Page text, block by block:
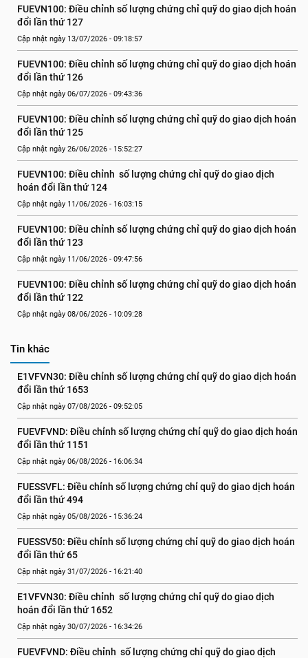
FUEVN100: Điều chỉnh số lượng chứng chỉ quỹ do giao dịch hoán
đổi lần thứ 127
Cập nhật ngày 13/07/2026 - 09:18:57
FUEVN100: Điều chỉnh số lượng chứng chỉ quỹ do giao dịch hoán
đổi lần thứ 126
Cập nhật ngày 06/07/2026 - 09:43:36
FUEVN100: Điều chỉnh số lượng chứng chỉ quỹ do giao dịch hoán
đổi lần thứ 125
Cập nhật ngày 26/06/2026 - 15:52:27
FUEVN100: Điều chỉnh  số lượng chứng chỉ quỹ do giao dịch
hoán đổi lần thứ 124
Cập nhật ngày 11/06/2026 - 16:03:15
FUEVN100: Điều chỉnh số lượng chứng chỉ quỹ do giao dịch hoán
đổi lần thứ 123
Cập nhật ngày 11/06/2026 - 09:47:56
FUEVN100: Điều chỉnh số lượng chứng chỉ quỹ do giao dịch hoán
đổi lần thứ 122
Cập nhật ngày 08/06/2026 - 10:09:28
Tin khác
E1VFVN30: Điều chỉnh số lượng chứng chỉ quỹ do giao dịch hoán
đổi lần thứ 1653
Cập nhật ngày 07/08/2026 - 09:52:05
FUEVFVND: Điều chỉnh số lượng chứng chỉ quỹ do giao dịch hoán
đổi lần thứ 1151
Cập nhật ngày 06/08/2026 - 16:06:34
FUESSVFL: Điều chỉnh số lượng chứng chỉ quỹ do giao dịch hoán
đổi lần thứ 494
Cập nhật ngày 05/08/2026 - 15:36:24
FUESSV50: Điều chỉnh số lượng chứng chỉ quỹ do giao dịch hoán
đổi lần thứ 65
Cập nhật ngày 31/07/2026 - 16:21:40
E1VFVN30: Điều chỉnh  số lượng chứng chỉ quỹ do giao dịch
hoán đổi lần thứ 1652
Cập nhật ngày 30/07/2026 - 16:34:26
FUEVFVND: Điều chỉnh  số lượng chứng chỉ quỹ do giao dịch